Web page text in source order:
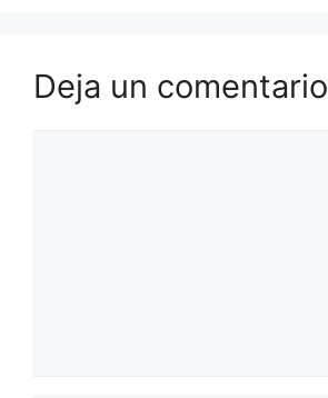
Deja un comentario